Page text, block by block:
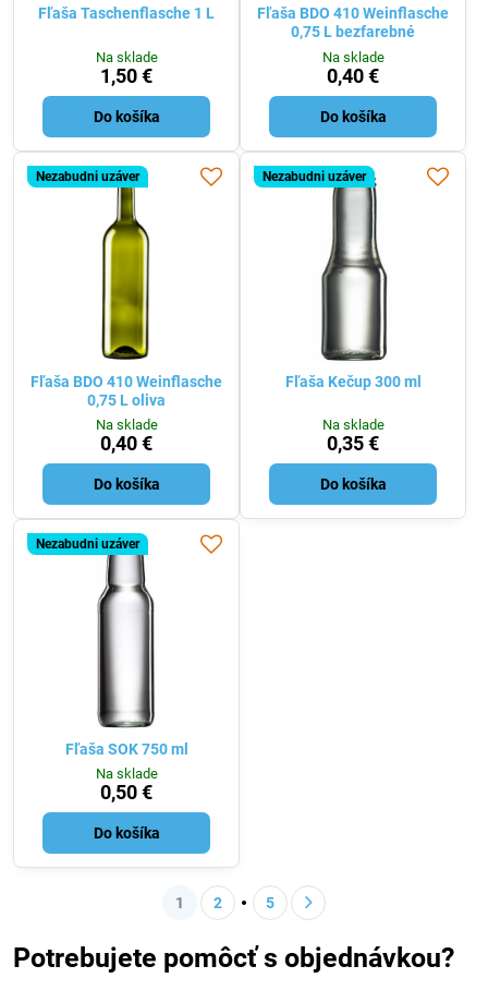
Fľaša Taschenflasche 1 L
Na sklade
1,50 €
Do košíka
Fľaša BDO 410 Weinflasche
0,75 L bezfarebné
Na sklade
0,40 €
Do košíka
Nezabudni uzáver
Fľaša BDO 410 Weinflasche
0,75 L oliva
Na sklade
0,40 €
Do košíka
Nezabudni uzáver
Fľaša Kečup 300 ml
Na sklade
0,35 €
Do košíka
Nezabudni uzáver
Fľaša SOK 750 ml
Na sklade
0,50 €
Do košíka
1 2 5
Potrebujete pomôcť s objednávkou?